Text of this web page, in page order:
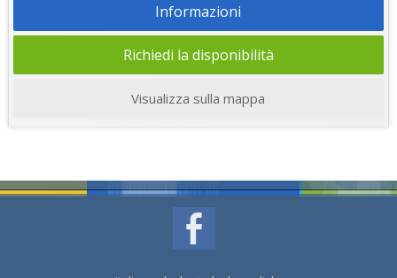
Informazioni
Richiedi la disponibilità
Visualizza sulla mappa